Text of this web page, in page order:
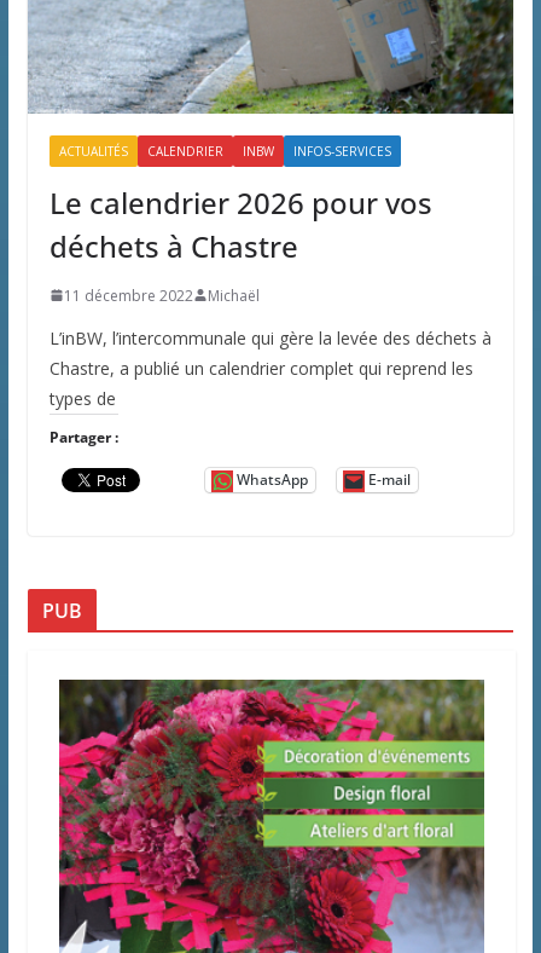
ACTUALITÉS CALENDRIER INBW INFOS-SERVICES
Le calendrier 2026 pour vos
déchets à Chastre
11 décembre 2022 Michaël
L’inBW, l’intercommunale qui gère la levée des déchets à
Chastre, a publié un calendrier complet qui reprend les
types de
Partager :
WhatsApp E-mail
PUB